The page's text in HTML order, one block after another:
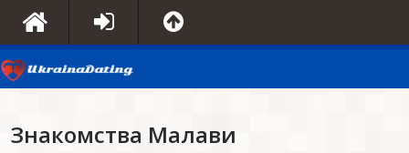
Знакомства Малави